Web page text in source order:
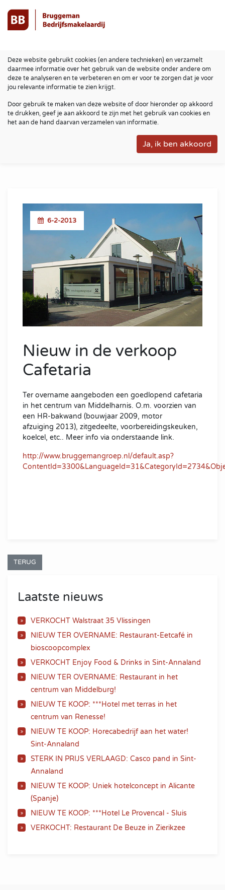
Deze website gebruikt cookies (en andere technieken) en verzamelt
daarmee informatie over het gebruik van de website onder andere om
deze te analyseren en te verbeteren en om er voor te zorgen dat je voor
jou relevante informatie te zien krijgt.
Door gebruik te maken van deze website of door hieronder op akkoord
te drukken, geef je aan akkoord te zijn met het gebruik van cookies en
het aan de hand daarvan verzamelen van informatie.
6-2-2013
Nieuw in de verkoop
Cafetaria
Ter overname aangeboden een goedlopend cafetaria
in het centrum van Middelharnis. O.m. voorzien van
een HR-bakwand (bouwjaar 2009, motor
afzuiging 2013), zitgedeelte, voorbereidingskeuken,
koelcel, etc.. Meer info via onderstaande link.
http://www.bruggemangroep.nl/default.asp?
TERUG
Laatste nieuws
VERKOCHT Walstraat 35 Vlissingen
NIEUW TER OVERNAME: Restaurant-Eetcafé in
bioscoopcomplex
VERKOCHT Enjoy Food & Drinks in Sint-Annaland
NIEUW TER OVERNAME: Restaurant in het
centrum van Middelburg!
NIEUW TE KOOP: ***Hotel met terras in het
centrum van Renesse!
NIEUW TE KOOP: Horecabedrijf aan het water!
Sint-Annaland
STERK IN PRIJS VERLAAGD: Casco pand in Sint-
Annaland
NIEUW TE KOOP: Uniek hotelconcept in Alicante
(Spanje)
NIEUW TE KOOP: ***Hotel Le Provencal - Sluis
VERKOCHT: Restaurant De Beuze in Zierikzee